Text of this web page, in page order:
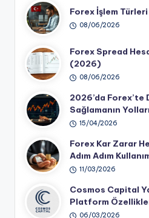
Forex İşlem
08/06/2026
Forex Spread
(2026)
08/06/2026
2026’da Forex’te
Sağlamanın Yolları
15/04/2026
Forex Kar Zarar
Adım Adım
11/03/2026
Cosmos Capital
Platform
06/03/2026